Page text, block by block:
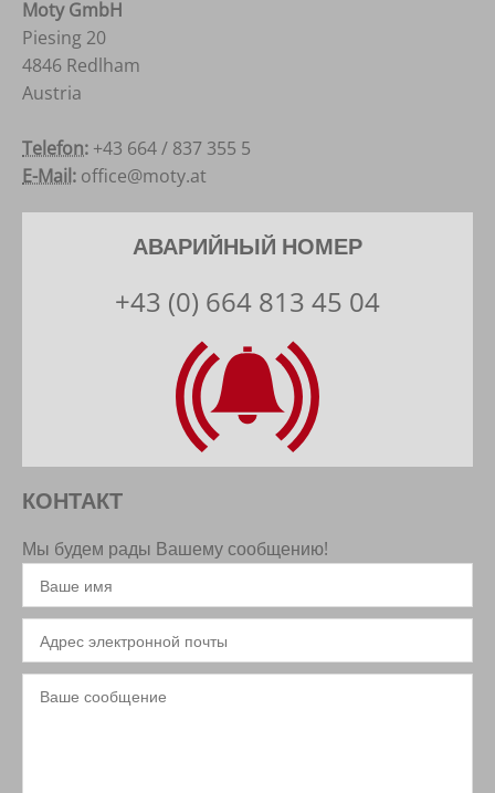
Moty GmbH
Piesing 20
4846 Redlham
Austria
Telefon: +43 664 / 837 355 5
E-Mail: office@moty.at
АВАРИЙНЫЙ НОМЕР
+43 (0) 664 813 45 04
КОНТАКТ
Мы будем рады Вашему сообщению!